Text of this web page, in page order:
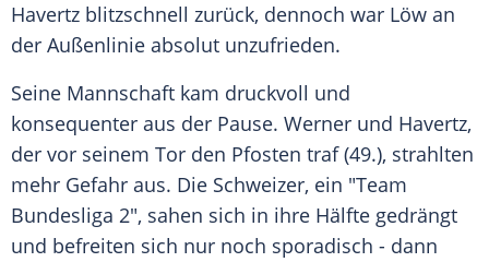
Havertz blitzschnell zurück, dennoch war Löw an
der Außenlinie absolut unzufrieden.
Seine Mannschaft kam druckvoll und
konsequenter aus der Pause. Werner und Havertz,
der vor seinem Tor den Pfosten traf (49.), strahlten
mehr Gefahr aus. Die Schweizer, ein "Team
Bundesliga 2", sahen sich in ihre Hälfte gedrängt
und befreiten sich nur noch sporadisch - dann